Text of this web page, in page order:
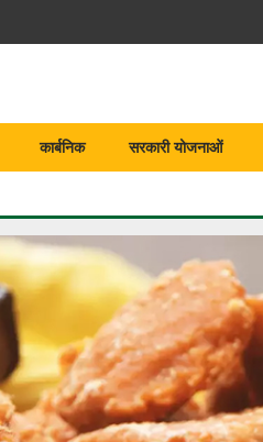
कार्बनिक सरकारी योजनाओं